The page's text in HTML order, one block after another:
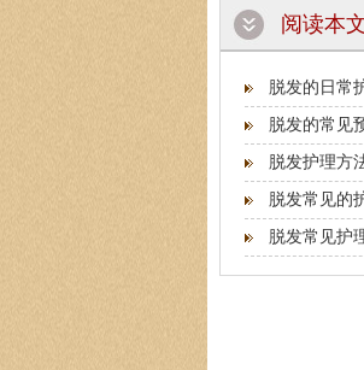
阅读本
脱发的日常
脱发的常见
脱发护理方
脱发常见的
脱发常见护